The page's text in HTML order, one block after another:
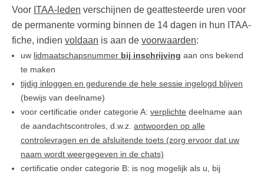
Voor ITAA-leden verschijnen de geattesteerde uren voor
de permanente vorming binnen de 14 dagen in hun ITAA-
fiche, indien voldaan is aan de voorwaarden:
uw lidmaatschapsnummer bij inschrijving aan ons bekend
te maken
tijdig inloggen en gedurende de hele sessie ingelogd blijven
(bewijs van deelname)
voor certificatie onder categorie A: verplichte deelname aan
de aandachtscontroles, d.w.z. antwoorden op alle
controlevragen en de afsluitende toets (zorg ervoor dat uw
naam wordt weergegeven in de chats)
certificatie onder categorie B: is nog mogelijk als u, bij